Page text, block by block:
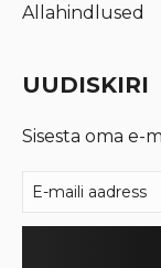
Allahindlused
UUDISKIRI
Sisesta oma e-